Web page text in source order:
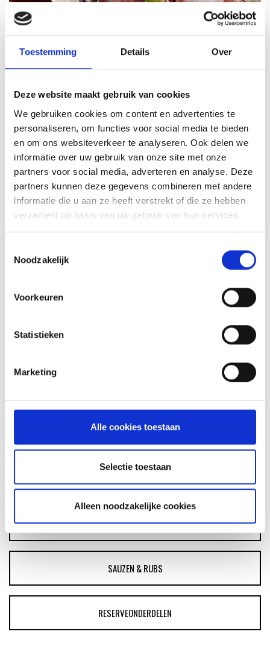
Toestemming Details Over
Deze website maakt gebruik van cookies
We gebruiken cookies om content en advertenties te
personaliseren, om functies voor social media te bieden
en om ons websiteverkeer te analyseren. Ook delen we
informatie over uw gebruik van onze site met onze
partners voor social media, adverteren en analyse. Deze
partners kunnen deze gegevens combineren met andere
informatie die u aan ze heeft verstrekt of die ze hebben
verzameld op basis van uw gebruik van hun services.
Noodzakelijk
Voorkeuren
Statistieken
Marketing
Alle cookies toestaan
Selectie toestaan
Alleen noodzakelijke cookies
VITELLO TONNATO VAN DE
SEARWOOD
RECEPT
ASSORTIMENT
ACCESSOIRES
SAUZEN & RUBS
RESERVEONDERDELEN